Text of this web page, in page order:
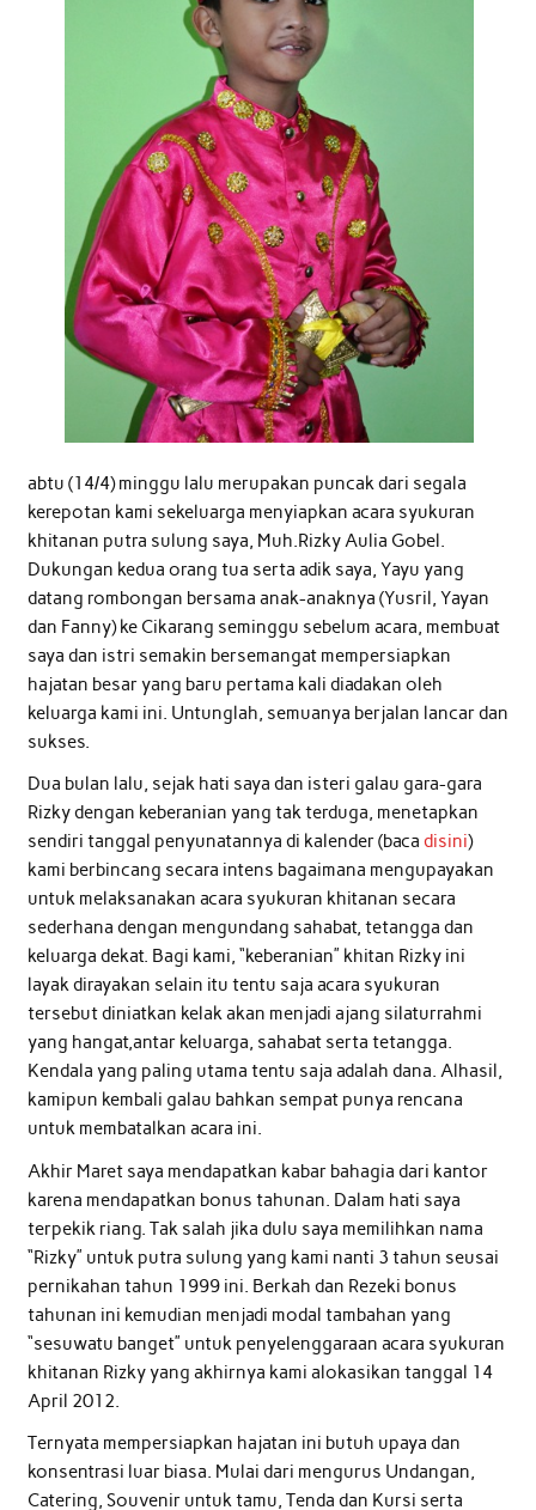
abtu (14/4) minggu lalu merupakan puncak dari segala
kerepotan kami sekeluarga menyiapkan acara syukuran
khitanan putra sulung saya, Muh.Rizky Aulia Gobel.
Dukungan kedua orang tua serta adik saya, Yayu yang
datang rombongan bersama anak-anaknya (Yusril, Yayan
dan Fanny) ke Cikarang seminggu sebelum acara, membuat
saya dan istri semakin bersemangat mempersiapkan
hajatan besar yang baru pertama kali diadakan oleh
keluarga kami ini. Untunglah, semuanya berjalan lancar dan
sukses.
Dua bulan lalu, sejak hati saya dan isteri galau gara-gara
Rizky dengan keberanian yang tak terduga, menetapkan
sendiri tanggal penyunatannya di kalender (baca disini)
kami berbincang secara intens bagaimana mengupayakan
untuk melaksanakan acara syukuran khitanan secara
sederhana dengan mengundang sahabat, tetangga dan
keluarga dekat. Bagi kami, “keberanian” khitan Rizky ini
layak dirayakan selain itu tentu saja acara syukuran
tersebut diniatkan kelak akan menjadi ajang silaturrahmi
yang hangat,antar keluarga, sahabat serta tetangga.
Kendala yang paling utama tentu saja adalah dana. Alhasil,
kamipun kembali galau bahkan sempat punya rencana
untuk membatalkan acara ini.
Akhir Maret saya mendapatkan kabar bahagia dari kantor
karena mendapatkan bonus tahunan. Dalam hati saya
terpekik riang. Tak salah jika dulu saya memilihkan nama
“Rizky” untuk putra sulung yang kami nanti 3 tahun seusai
pernikahan tahun 1999 ini. Berkah dan Rezeki bonus
tahunan ini kemudian menjadi modal tambahan yang
“sesuwatu banget” untuk penyelenggaraan acara syukuran
khitanan Rizky yang akhirnya kami alokasikan tanggal 14
April 2012.
Ternyata mempersiapkan hajatan ini butuh upaya dan
konsentrasi luar biasa. Mulai dari mengurus Undangan,
Catering, Souvenir untuk tamu, Tenda dan Kursi serta